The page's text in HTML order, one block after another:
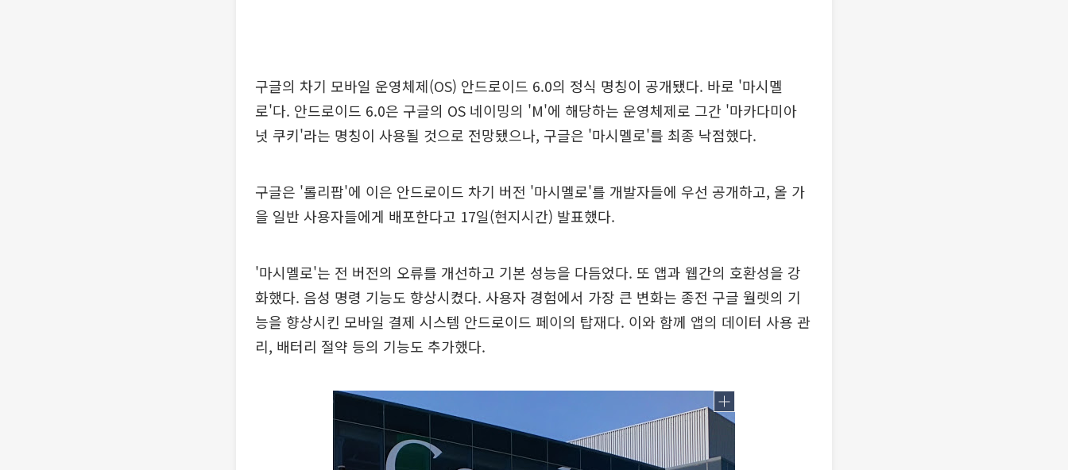
구글의 차기 모바일 운영체제(OS) 안드로이드 6.0의 정식 명칭이 공개됐다. 바로 '마시멜
로'다. 안드로이드 6.0은 구글의 OS 네이밍의 'M'에 해당하는 운영체제로 그간 '마카다미아
넛 쿠키'라는 명칭이 사용될 것으로 전망됐으나, 구글은 '마시멜로'를 최종 낙점했다.
구글은 '롤리팝'에 이은 안드로이드 차기 버전 '마시멜로'를 개발자들에 우선 공개하고, 올 가
을 일반 사용자들에게 배포한다고 17일(현지시간) 발표했다.
'마시멜로'는 전 버전의 오류를 개선하고 기본 성능을 다듬었다. 또 앱과 웹간의 호환성을 강
화했다. 음성 명령 기능도 향상시켰다. 사용자 경험에서 가장 큰 변화는 종전 구글 월렛의 기
능을 향상시킨 모바일 결제 시스템 안드로이드 페이의 탑재다. 이와 함께 앱의 데이터 사용 관
리, 배터리 절약 등의 기능도 추가했다.